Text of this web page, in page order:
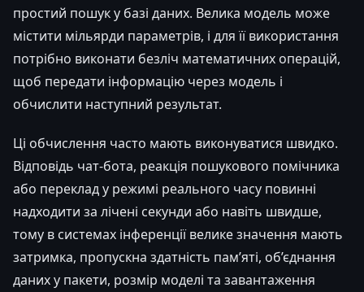
простий пошук у базі даних. Велика модель може
містити мільярди параметрів, і для її використання
потрібно виконати безліч математичних операцій,
щоб передати інформацію через модель і
обчислити наступний результат.
Ці обчислення часто мають виконуватися швидко.
Відповідь чат-бота, реакція пошукового помічника
або переклад у режимі реального часу повинні
надходити за лічені секунди або навіть швидше,
тому в системах інференції велике значення мають
затримка, пропускна здатність пам’яті, об’єднання
даних у пакети, розмір моделі та завантаження